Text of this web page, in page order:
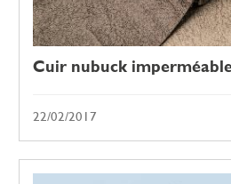
Cuir nubuck
22/02/2017